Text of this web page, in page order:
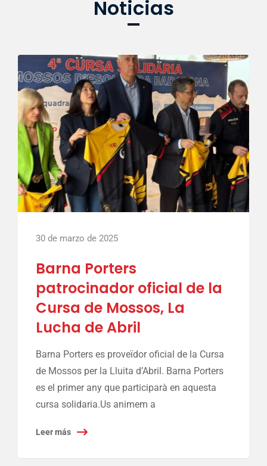
Noticias
30 de marzo de 2025
Barna Porters
patrocinador oficial de la
Cursa de Mossos, La
Lucha de Abril
Barna Porters es proveïdor oficial de la Cursa
de Mossos per la Lluita d’Abril. Barna Porters
es el primer any que participarà en aquesta
cursa solidaria.Us animem a
Leer más